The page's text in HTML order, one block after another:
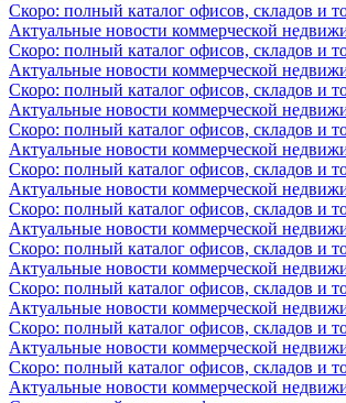
Скоро: полный каталог офисов, складов и
Актуальные новости коммерческой
Скоро: полный каталог офисов, складов и
Актуальные новости коммерческой
Скоро: полный каталог офисов, складов и
Актуальные новости коммерческой
Скоро: полный каталог офисов, складов и
Актуальные новости коммерческой
Скоро: полный каталог офисов, складов и
Актуальные новости коммерческой
Скоро: полный каталог офисов, складов и
Актуальные новости коммерческой
Скоро: полный каталог офисов, складов и
Актуальные новости коммерческой
Скоро: полный каталог офисов, складов и
Актуальные новости коммерческой
Скоро: полный каталог офисов, складов и
Актуальные новости коммерческой
Скоро: полный каталог офисов, складов и
Актуальные новости коммерческой